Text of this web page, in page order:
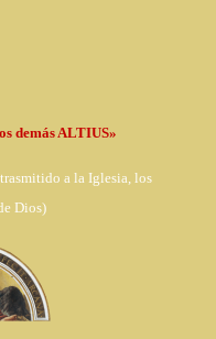
demás ALTIUS»
a la Iglesia, los
Dios)